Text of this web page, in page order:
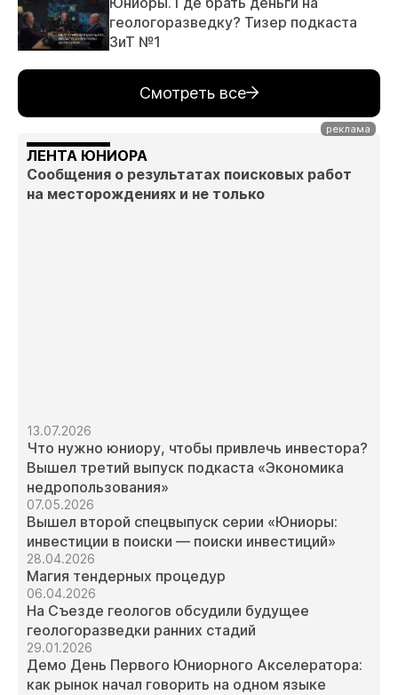
геологоразведку? Тизер подкаста
ЗиТ №1
Смотреть все
ЛЕНТА ЮНИОРА
Сообщения о результатах поисковых работ
на месторождениях и не только
13.07.2026
Что нужно юниору, чтобы привлечь инвестора?
Вышел третий выпуск подкаста «Экономика
недропользования»
07.05.2026
Вышел второй спецвыпуск серии «Юниоры:
инвестиции в поиски — поиски инвестиций»
28.04.2026
Магия тендерных процедур
06.04.2026
На Съезде геологов обсудили будущее
геологоразведки ранних стадий
29.01.2026
Демо День Первого Юниорного Акселератора:
как рынок начал говорить на одном языке